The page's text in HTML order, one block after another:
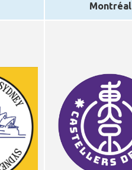
Montréal